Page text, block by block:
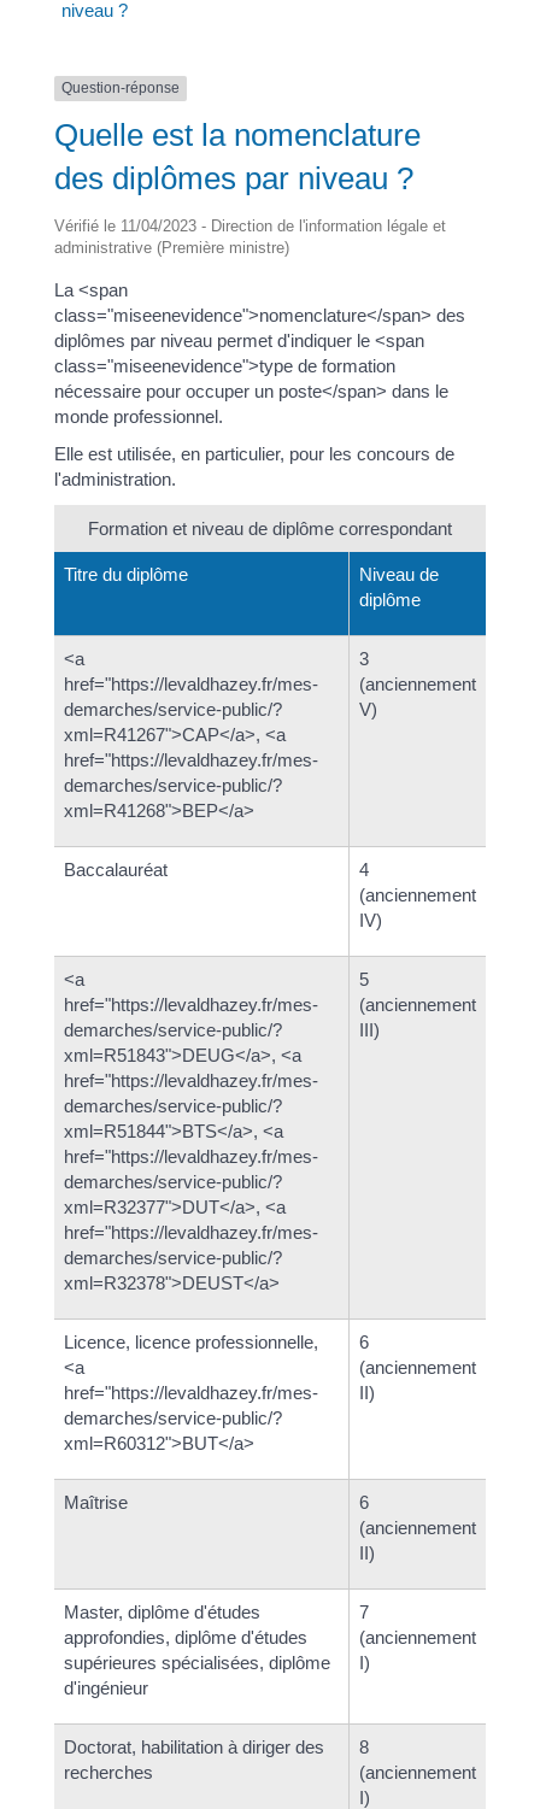
niveau ?
Question-réponse
Quelle est la nomenclature
des diplômes par niveau ?
Vérifié le 11/04/2023 - Direction de l'information légale et
administrative (Première ministre)
La <span
class="miseenevidence">nomenclature</span> des
diplômes par niveau permet d'indiquer le <span
class="miseenevidence">type de formation
nécessaire pour occuper un poste</span> dans le
monde professionnel.
Elle est utilisée, en particulier, pour les concours de
l'administration.
Formation et niveau de diplôme correspondant
Titre du diplôme
Niveau de
diplôme
<a
href="https://levaldhazey.fr/mes-
demarches/service-public/?
xml=R41267">CAP</a>, <a
href="https://levaldhazey.fr/mes-
demarches/service-public/?
xml=R41268">BEP</a>
3
(anciennement
V)
Baccalauréat
4
(anciennement
IV)
<a
href="https://levaldhazey.fr/mes-
demarches/service-public/?
xml=R51843">DEUG</a>, <a
href="https://levaldhazey.fr/mes-
demarches/service-public/?
xml=R51844">BTS</a>, <a
href="https://levaldhazey.fr/mes-
demarches/service-public/?
xml=R32377">DUT</a>, <a
href="https://levaldhazey.fr/mes-
demarches/service-public/?
xml=R32378">DEUST</a>
5
(anciennement
III)
Licence, licence professionnelle,
<a
href="https://levaldhazey.fr/mes-
demarches/service-public/?
xml=R60312">BUT</a>
6
(anciennement
II)
Maîtrise
6
(anciennement
II)
Master, diplôme d'études
approfondies, diplôme d'études
supérieures spécialisées, diplôme
d'ingénieur
7
(anciennement
I)
Doctorat, habilitation à diriger des
recherches
8
(anciennement
I)